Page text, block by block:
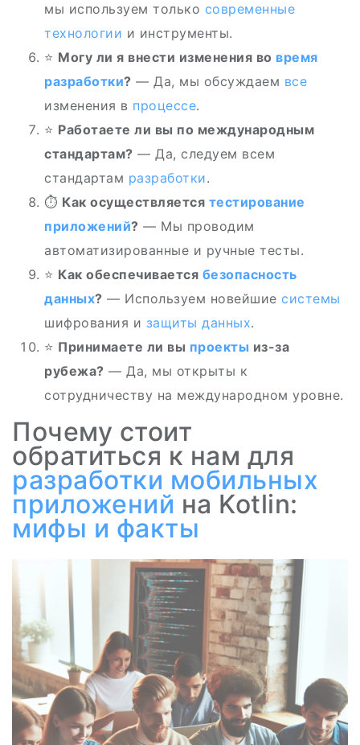
мы используем только современные
технологии и инструменты.
⭐ Могу ли я внести изменения во время
разработки? — Да, мы обсуждаем все
изменения в процессе.
⭐ Работаете ли вы по международным
стандартам? — Да, следуем всем
стандартам разработки.
⏱️ Как осуществляется тестирование
приложений? — Мы проводим
автоматизированные и ручные тесты.
⭐ Как обеспечивается безопасность
данных? — Используем новейшие системы
шифрования и защиты данных.
⭐ Принимаете ли вы проекты из-за
рубежа? — Да, мы открыты к
сотрудничеству на международном уровне.
Почему стоит
обратиться к нам для
разработки мобильных
приложений на Kotlin:
мифы и факты